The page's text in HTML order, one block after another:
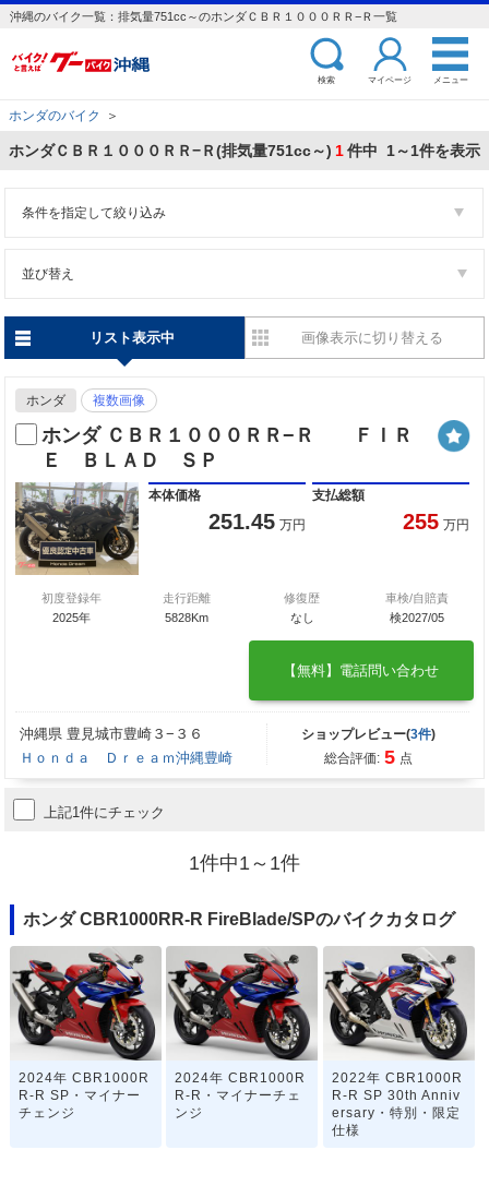
沖縄のバイク一覧：排気量751cc～のホンダＣＢＲ１０００ＲＲ−Ｒ一覧
検索 マイページ メニュー
ホンダのバイク ＞
ホンダＣＢＲ１０００ＲＲ−Ｒ(排気量751cc～) 1件中 1～1件を表示
条件を指定して絞り込み
並び替え
リスト表示中 画像表示に切り替える
ホンダ 複数画像
ホンダ ＣＢＲ１０００ＲＲ−Ｒ ＦＩＲ
Ｅ ＢＬＡＤ ＳＰ
本体価格
251.45 万円
支払総額
255 万円
初度登録年
2025年
走行距離
5828Km
修復歴
なし
車検/自賠責
検2027/05
【無料】電話問い合わせ
沖縄県 豊見城市豊崎３−３６
Ｈｏｎｄａ Ｄｒｅａｍ沖縄豊崎
ショップレビュー(3件)
総合評価: 5 点
上記1件にチェック
1件中1～1件
ホンダ CBR1000RR-R FireBlade/SPのバイクカタログ
2024年 CBR1000R
R-R SP・マイナー
チェンジ
2024年 CBR1000R
R-R・マイナーチェ
ンジ
2022年 CBR1000R
R-R SP 30th Anniv
ersary・特別・限定
仕様